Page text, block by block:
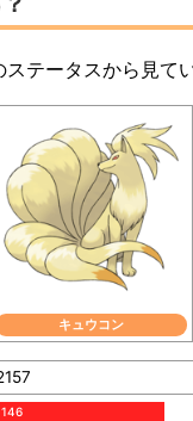
テータスから見て
キュウコン
146